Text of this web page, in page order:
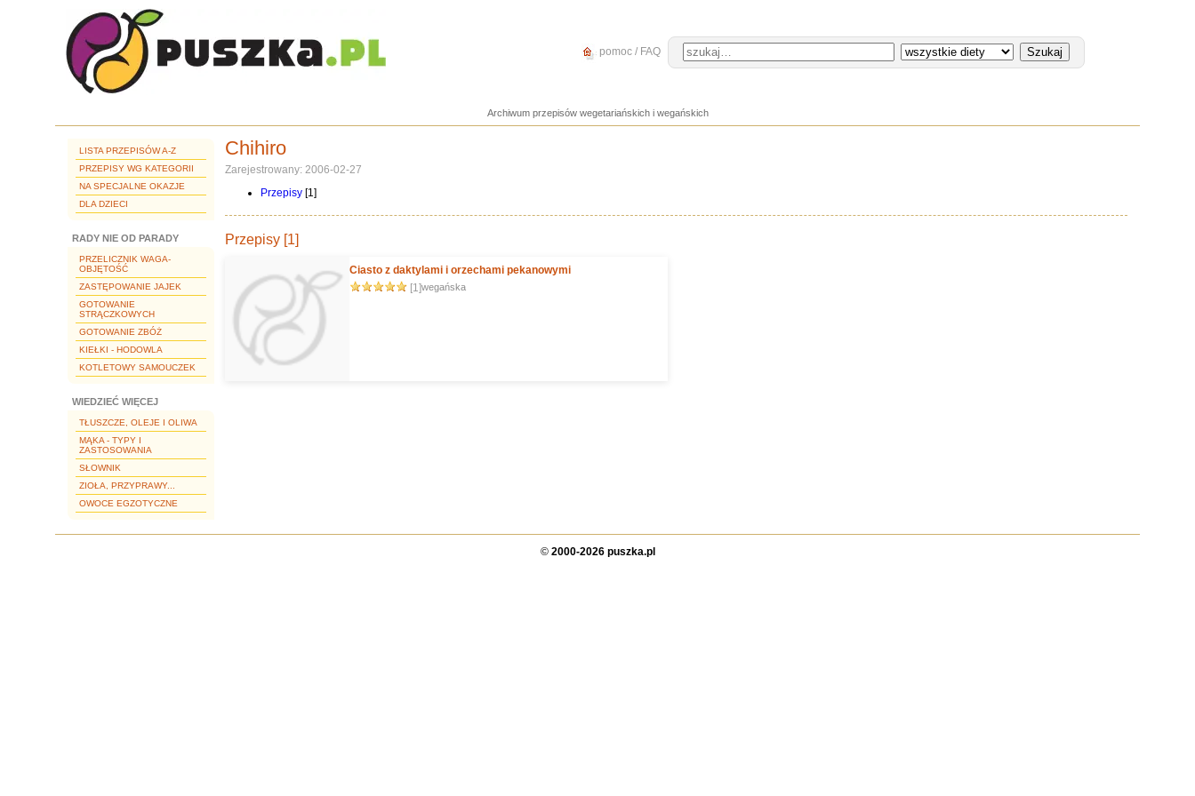
pomoc / FAQ
Archiwum przepisów wegetariańskich i wegańskich
LISTA PRZEPISÓW A-Z
PRZEPISY WG KATEGORII
NA SPECJALNE OKAZJE
DLA DZIECI
RADY NIE OD PARADY
PRZELICZNIK WAGA-
OBJĘTOŚĆ
ZASTĘPOWANIE JAJEK
GOTOWANIE
STRĄCZKOWYCH
GOTOWANIE ZBÓŻ
KIEŁKI - HODOWLA
KOTLETOWY SAMOUCZEK
WIEDZIEĆ WIĘCEJ
TŁUSZCZE, OLEJE I OLIWA
MĄKA - TYPY I
ZASTOSOWANIA
SŁOWNIK
ZIOŁA, PRZYPRAWY...
OWOCE EGZOTYCZNE
Chihiro
Zarejestrowany: 2006-02-27
Przepisy [1]
Przepisy [1]
Ciasto z daktylami i orzechami pekanowymi
[1]wegańska
© 2000-2026 puszka.pl